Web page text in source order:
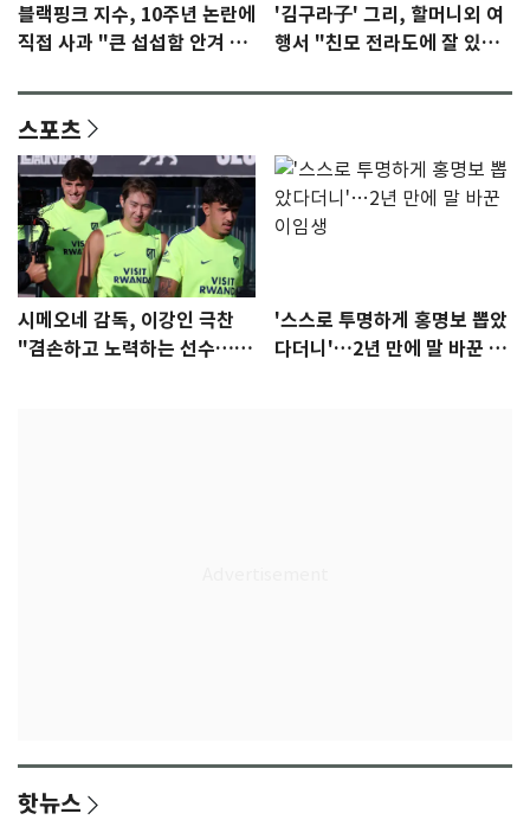
블랙핑크 지수, 10주년 논란에
직접 사과 "큰 섭섭함 안겨 미
'김구라子' 그리, 할머니외 여
행서 "친모 전라도에 잘 있
스포츠
시메오네 감독, 이강인 극찬
"겸손하고 노력하는 선수…좋
'스스로 투명하게 홍명보 뽑았
다더니'…2년 만에 말 바꾼 이
핫뉴스